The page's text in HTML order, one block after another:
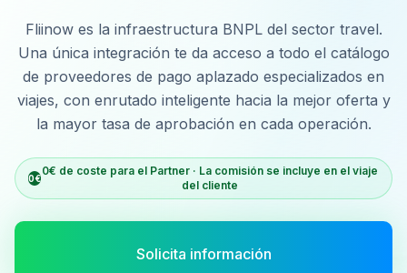
Fliinow es la infraestructura BNPL del sector travel.
Una única integración te da acceso a todo el catálogo
de proveedores de pago aplazado especializados en
viajes, con enrutado inteligente hacia la mejor oferta y
la mayor tasa de aprobación en cada operación.
0€
0€ de coste para el Partner · La comisión se incluye en el viaje
del cliente
Solicita información